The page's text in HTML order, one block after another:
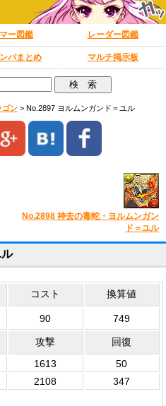
ー図鑑 レーダー図鑑
パまとめ マルチ掲示板
ゴン > No.2897 ヨルムンガンド＝ユル
No.2898 神去の毒蛇・ヨルムンガン
ド＝ユル
コスト 換算値
90 749
攻撃
回復
1613
50
2108 347